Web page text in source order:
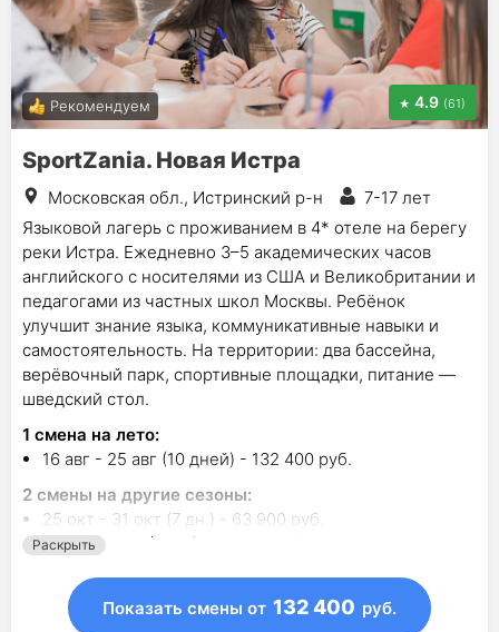
Рекомендуем 4.9 (61)
SportZania. Новая Истра
Московская обл., Истринский р-н
7-17 лет
Языковой лагерь с проживанием в 4* отеле на берегу
реки Истра. Ежедневно 3–5 академических часов
английского с носителями из США и Великобритании и
педагогами из частных школ Москвы. Ребёнок
улучшит знание языка, коммуникативные навыки и
самостоятельность. На территории: два бассейна,
верёвочный парк, спортивные площадки, питание —
шведский стол.
1 смена на лето:
16 авг - 25 авг (10 дней) - 132 400 руб.
2 смены на другие сезоны:
25 окт - 31 окт (7 дн.) - 63 900 руб.
2 янв - 9 янв (8 дн.) - 75 300 руб.
Раскрыть
Показать смены от 132 400 руб.